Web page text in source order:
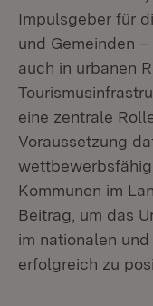
Impulsgeber für
und Gemeinden
auch in urbanen
eine zentrale
Voraussetzung
Kommunen im
Beitrag, um das
im nationalen
erfolgreich zu